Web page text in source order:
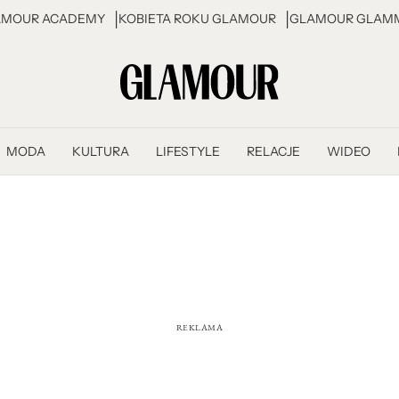
ACADEMY KOBIETA ROKU GLAMOUR GLAMOUR
MODA KULTURA LIFESTYLE RELACJE WIDEO